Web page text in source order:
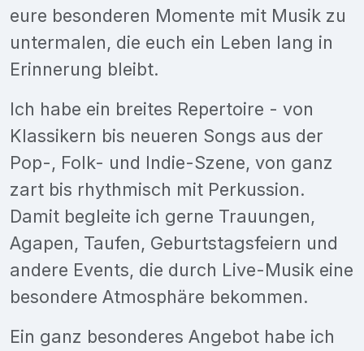
eure besonderen Momente mit Musik zu
untermalen, die euch ein Leben lang in
Erinnerung bleibt.
Ich habe ein breites Repertoire - von
Klassikern bis neueren Songs aus der
Pop-, Folk- und Indie-Szene, von ganz
zart bis rhythmisch mit Perkussion.
Damit begleite ich gerne Trauungen,
Agapen, Taufen, Geburtstagsfeiern und
andere Events, die durch Live-Musik eine
besondere Atmosphäre bekommen.
Ein ganz besonderes Angebot habe ich